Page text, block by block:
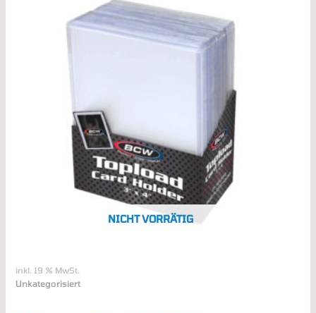
NICHT VORRÄTIG
inkl. 19 % MwSt.
Unkategorisiert